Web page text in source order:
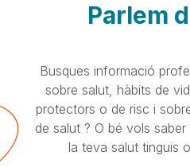
Parlem
Busques informació
sobre salut, hàbits de
protectors o de risc i
de salut ? O bé vols
la teva salut tinguis